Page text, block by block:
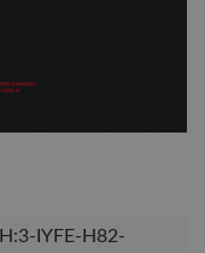
IYFE-H82-